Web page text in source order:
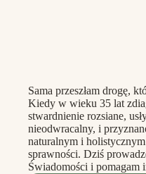
Sama przeszłam drogę,
Kiedy w wieku 35 lat
stwardnienie rozsiane,
nieodwracalny, i
naturalnym i
sprawności. Dziś
Świadomości i pomagam